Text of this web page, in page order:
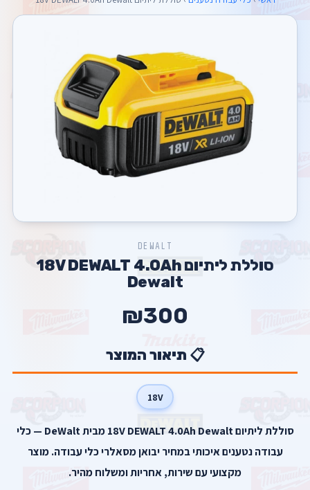
DEWALT
סוללת ליתיום 18V DEWALT 4.0Ah
Dewalt
₪300
📋 תיאור המוצר
18V
סוללת ליתיום 18V DEWALT 4.0Ah Dewalt מבית DeWalt — כלי
עבודה נטענים איכותי במחיר יבואן מסאלרי כלי עבודה. מוצר
מקצועי עם שירות, אחריות ומשלוח מהיר.